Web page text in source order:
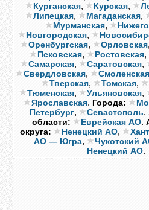
Курганская, Курская,
Липецкая, Магаданская,
Мурманская,
Новгородская,
Оренбургская, Орловская,
Псковская, Ростовская,
Самарская, Саратовская,
Свердловская, Смоленская
Тверская, Томская,
Тюменская, Ульяновская,
Ярославская. Города:
Петербург, Севастополь.
области:
Еврейская АО.
округа:
Ненецкий АО,
АО — Югра, Чукотский
Ненецкий АО.